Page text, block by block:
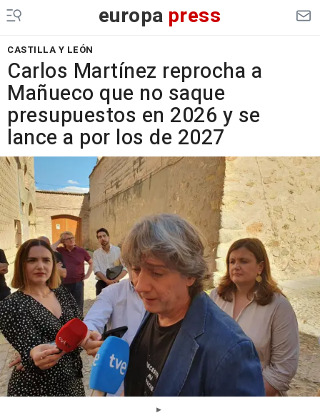
europa press
CASTILLA Y LEÓN
Carlos Martínez reprocha a
Mañueco que no saque
presupuestos en 2026 y se
lance a por los de 2027